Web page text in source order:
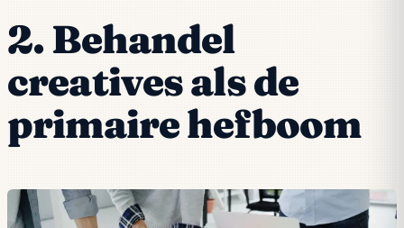
2. Behandel
creatives als de
primaire hefboom